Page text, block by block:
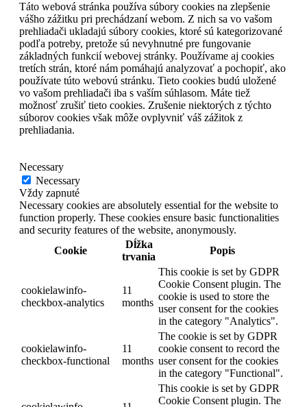
Táto webová stránka používa súbory cookies na zlepšenie
vášho zážitku pri prechádzaní webom. Z nich sa vo vašom
prehliadači ukladajú súbory cookies, ktoré sú kategorizované
podľa potreby, pretože sú nevyhnutné pre fungovanie
základných funkcií webovej stránky. Používame aj cookies
tretích strán, ktoré nám pomáhajú analyzovať a pochopiť, ako
používate túto webovú stránku. Tieto cookies budú uložené
vo vašom prehliadači iba s vaším súhlasom. Máte tiež
možnosť zrušiť tieto cookies. Zrušenie niektorých z týchto
súborov cookies však môže ovplyvniť váš zážitok z
prehliadania.
Necessary
Necessary
Vždy zapnuté
Necessary cookies are absolutely essential for the website to
function properly. These cookies ensure basic functionalities
and security features of the website, anonymously.
Cookie
Dĺžka
trvania
Popis
cookielawinfo-
checkbox-analytics
11
months
This cookie is set by GDPR
Cookie Consent plugin. The
cookie is used to store the
user consent for the cookies
in the category "Analytics".
cookielawinfo-
checkbox-functional
11
months
The cookie is set by GDPR
cookie consent to record the
user consent for the cookies
in the category "Functional".
This cookie is set by GDPR
Cookie Consent plugin. The